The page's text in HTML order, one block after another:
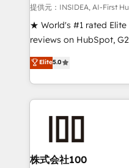
提供元：INSIDEA, AI-First
★ World's #1 rated
reviews on HubSpot,
Certified Experts &
1,500+
First, RevOps-led,
Company of the Year 2024/25
and build AI-powered
from week one, in your time zone.
Elite5.0
株式会社100